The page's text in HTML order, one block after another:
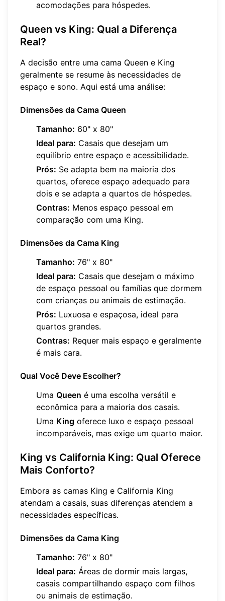
acomodações para hóspedes.
Queen vs King: Qual a Diferença
Real?
A decisão entre uma cama Queen e King
geralmente se resume às necessidades de
espaço e sono. Aqui está uma análise:
Dimensões da Cama Queen
Tamanho: 60" x 80"
Ideal para: Casais que desejam um
equilíbrio entre espaço e acessibilidade.
Prós: Se adapta bem na maioria dos
quartos, oferece espaço adequado para
dois e se adapta a quartos de hóspedes.
Contras: Menos espaço pessoal em
comparação com uma King.
Dimensões da Cama King
Tamanho: 76" x 80"
Ideal para: Casais que desejam o máximo
de espaço pessoal ou famílias que dormem
com crianças ou animais de estimação.
Prós: Luxuosa e espaçosa, ideal para
quartos grandes.
Contras: Requer mais espaço e geralmente
é mais cara.
Qual Você Deve Escolher?
Uma Queen é uma escolha versátil e
econômica para a maioria dos casais.
Uma King oferece luxo e espaço pessoal
incomparáveis, mas exige um quarto maior.
King vs California King: Qual Oferece
Mais Conforto?
Embora as camas King e California King
atendam a casais, suas diferenças atendem a
necessidades específicas.
Dimensões da Cama King
Tamanho: 76" x 80"
Ideal para: Áreas de dormir mais largas,
casais compartilhando espaço com filhos
ou animais de estimação.